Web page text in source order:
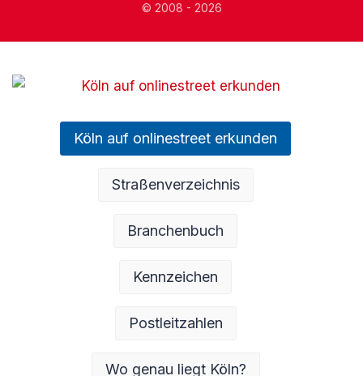
© 2008 - 2026
Köln auf onlinestreet erkunden
Straßenverzeichnis
Branchenbuch
Kennzeichen
Postleitzahlen
Wo genau liegt Köln?